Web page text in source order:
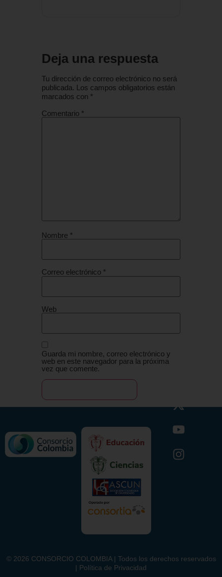
Deja una respuesta
Tu dirección de correo electrónico no será
publicada. Los campos obligatorios están
marcados con *
Comentario *
Nombre *
Correo electrónico *
Web
Guarda mi nombre, correo electrónico y
web en este navegador para la próxima
vez que comente.
© 2026 CONSORCIO COLOMBIA | Todos los derechos reservados
| Política de Privacidad